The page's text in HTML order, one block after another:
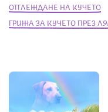
ОТГЛЕЖДАНЕ НА КУЧЕТО
ГРИЖА ЗА КУЧЕТО ПРЕЗ